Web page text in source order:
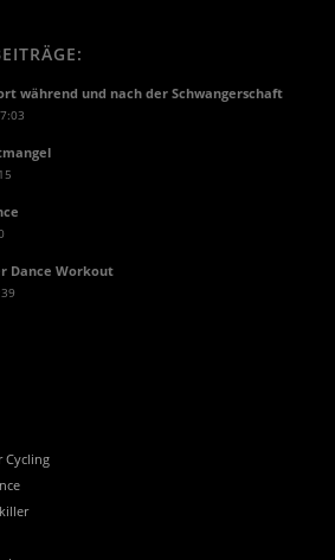
während und nach der Schwangerschaft
Dance Workout
Cycling